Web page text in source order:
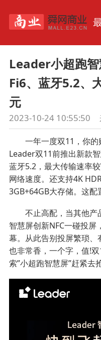
Leader小超跑
Fi6、蓝牙5.2、
元
2023-10-24 10:55:50
一年一度双11，你的
Leader双11前推出新款
蓝牙5.2，最大传输速率
网络速度。还支持4K
3GB+64GB大存储。这配
不止高配，当其他产
智慧屏创新NFC一碰投
幕。从此告别投屏繁琐
也非常香，一个字，值!
索”小超跑智慧屏”赶紧去